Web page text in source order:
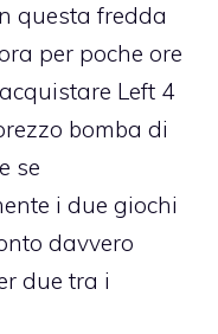
questa fredda
per poche ore
Left 4
bomba di
se
i due giochi
davvero
due tra i